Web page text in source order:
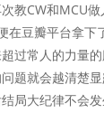
教CW和MCU
在豆瓣平台拿下
过常人的力量
题就会越清楚
局大纪律不会